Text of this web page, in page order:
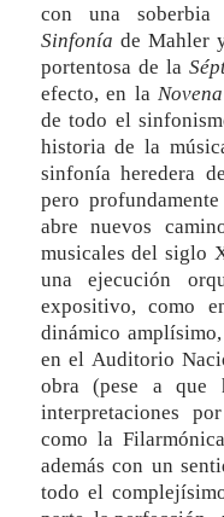
con una
Sinfonía de Mahler
portentosa de la
efecto, en laNovena
de todo el
historia de la
sinfonía heredera
pero
abre nuevos
musicales del siglo
una ejecución
expositivo, como
dinámico
en el Auditorio
obra (pese a que
interpretaciones
como la
además con un
todo el